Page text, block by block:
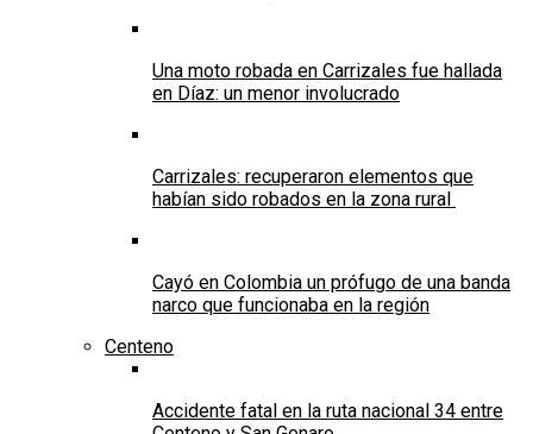
Una moto robada en Carrizales fue hallada
en Díaz: un menor involucrado
Carrizales: recuperaron elementos que
habían sido robados en la zona rural
Cayó en Colombia un prófugo de una banda
narco que funcionaba en la región
Centeno
Accidente fatal en la ruta nacional 34 entre